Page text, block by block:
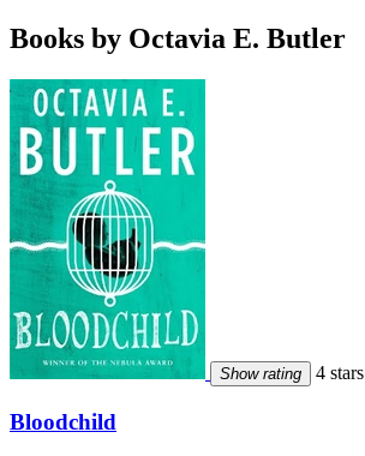
Books by Octavia E. Butler
Show rating 4 stars
Bloodchild